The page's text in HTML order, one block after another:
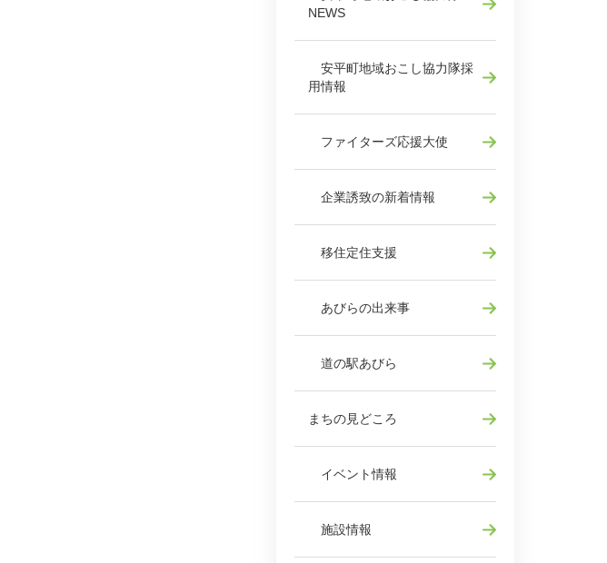
NEWS
安平町地域おこし協力隊採
用情報
ファイターズ応援大使
企業誘致の新着情報
移住定住支援
あびらの出来事
道の駅あびら
まちの見どころ
イベント情報
施設情報